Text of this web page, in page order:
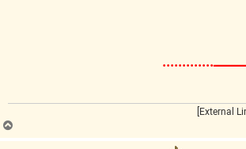
ب
ا